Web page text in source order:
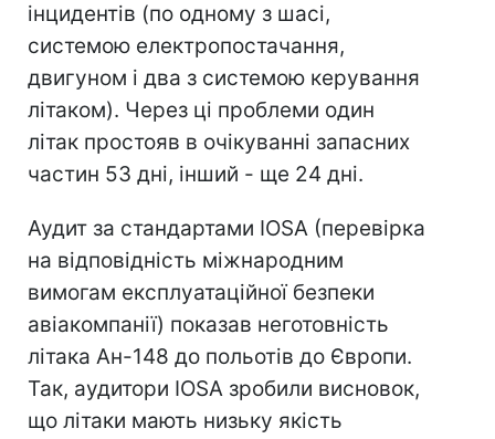
інцидентів (по одному з шасі,
системою електропостачання,
двигуном і два з системою керування
літаком). Через ці проблеми один
літак простояв в очікуванні запасних
частин 53 дні, інший - ще 24 дні.
Аудит за стандартами IOSA (перевірка
на відповідність міжнародним
вимогам експлуатаційної безпеки
авіакомпанії) показав неготовність
літака Ан-148 до польотів до Європи.
Так, аудитори IOSA зробили висновок,
що літаки мають низьку якість